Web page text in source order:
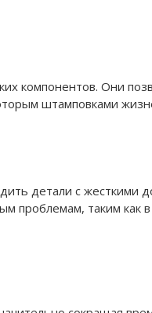
компонентов. Они
штамповками
детали с жесткими
проблемам, таким как